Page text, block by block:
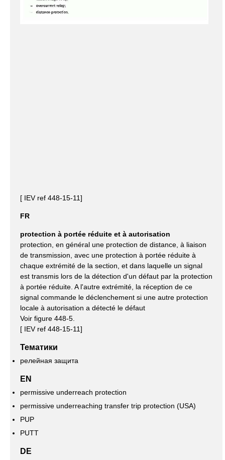
[ IEV ref 448-15-11]
FR
protection à portée réduite et à autorisation
protection, en général une protection de distance, à liaison
de transmission, avec une protection à portée réduite à
chaque extrémité de la section, et dans laquelle un signal
est transmis lors de la détection d'un défaut par la protection
à portée réduite. A l'autre extrémité, la réception de ce
signal commande le déclenchement si une autre protection
locale à autorisation a détecté le défaut
Voir figure 448-5.
[ IEV ref 448-15-11]
Тематики
релейная защита
EN
permissive underreach protection
permissive underreaching transfer trip protection (USA)
PUP
PUTT
DE